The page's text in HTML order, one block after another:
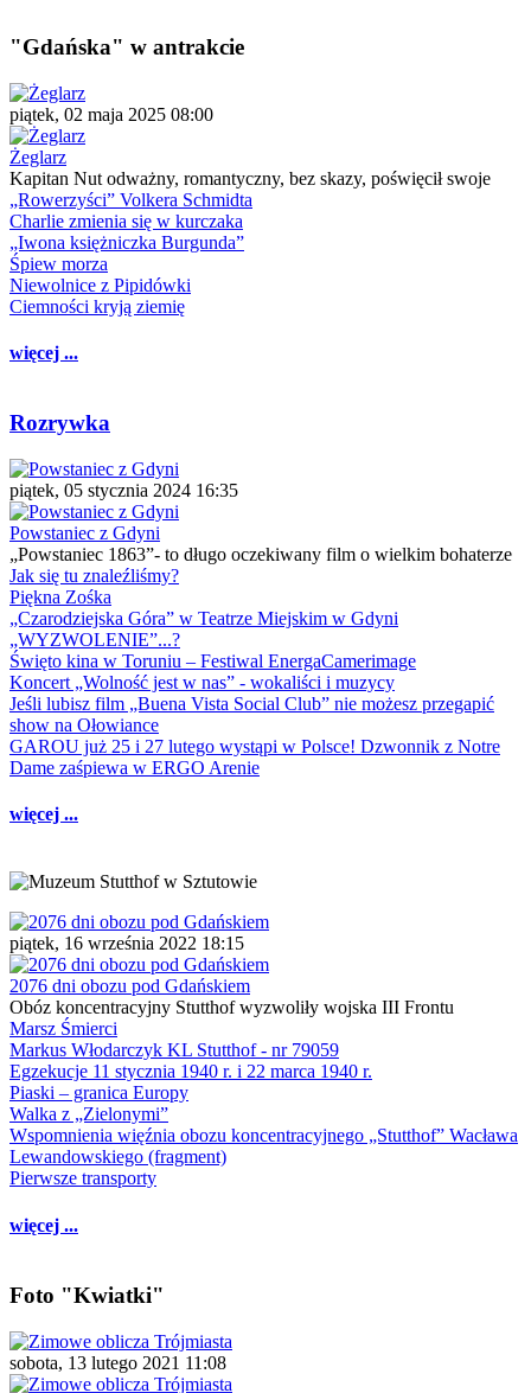
"Gdańska" w antrakcie
piątek, 02 maja 2025 08:00
Żeglarz
Kapitan Nut odważny, romantyczny, bez skazy, poświęcił swoje
„Rowerzyści” Volkera Schmidta
Charlie zmienia się w kurczaka
„Iwona księżniczka Burgunda”
Śpiew morza
Niewolnice z Pipidówki
Ciemności kryją ziemię
więcej ...
Rozrywka
piątek, 05 stycznia 2024 16:35
Powstaniec z Gdyni
„Powstaniec 1863”- to długo oczekiwany film o wielkim bohaterze
Jak się tu znaleźliśmy?
Piękna Zośka
„Czarodziejska Góra” w Teatrze Miejskim w Gdyni
„WYZWOLENIE”...?
Święto kina w Toruniu – Festiwal EnergaCamerimage
Koncert „Wolność jest w nas” - wokaliści i muzycy
Jeśli lubisz film „Buena Vista Social Club” nie możesz przegapić
show na Ołowiance
GAROU już 25 i 27 lutego wystąpi w Polsce! Dzwonnik z Notre
Dame zaśpiewa w ERGO Arenie
więcej ...
piątek, 16 września 2022 18:15
2076 dni obozu pod Gdańskiem
Obóz koncentracyjny Stutthof wyzwoliły wojska III Frontu
Marsz Śmierci
Markus Włodarczyk KL Stutthof - nr 79059
Egzekucje 11 stycznia 1940 r. i 22 marca 1940 r.
Piaski – granica Europy
Walka z „Zielonymi”
Wspomnienia więźnia obozu koncentracyjnego „Stutthof” Wacława
Lewandowskiego (fragment)
Pierwsze transporty
więcej ...
Foto "Kwiatki"
sobota, 13 lutego 2021 11:08